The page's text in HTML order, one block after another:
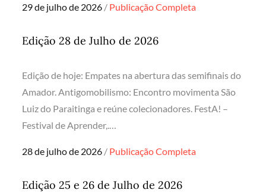
Posted
29 de julho de 2026 Publicação Completa
Edição 28 de Julho de 2026
Edição de hoje: Empates na abertura das semifinais do
Amador. Antigomobilismo: Encontro movimenta São
Luiz do Paraitinga e reúne colecionadores. FestA! –
Festival de Aprender,.…
Posted
28 de julho de 2026 Publicação Completa
Edição 25 e 26 de Julho de 2026